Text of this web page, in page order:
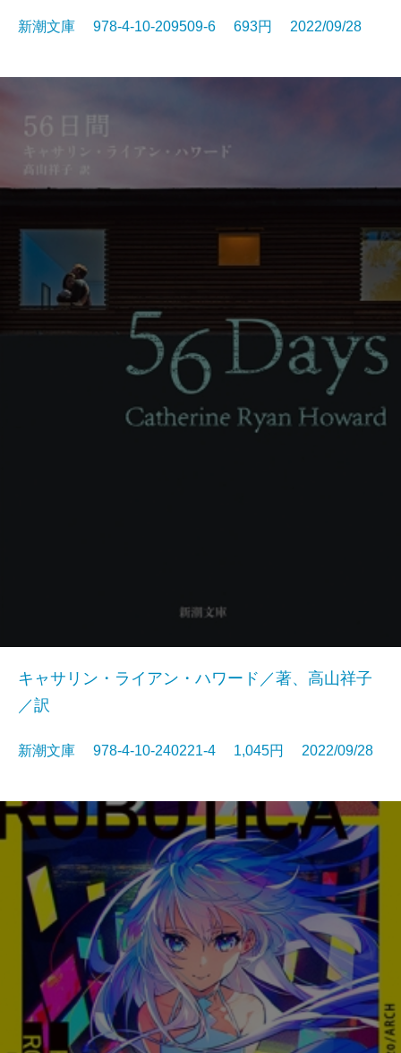
新潮文庫 978-4-10-209509-6 693円 2022/09/28
キャサリン・ライアン・ハワード／著、高山祥子
／訳
新潮文庫 978-4-10-240221-4 1,045円 2022/09/28